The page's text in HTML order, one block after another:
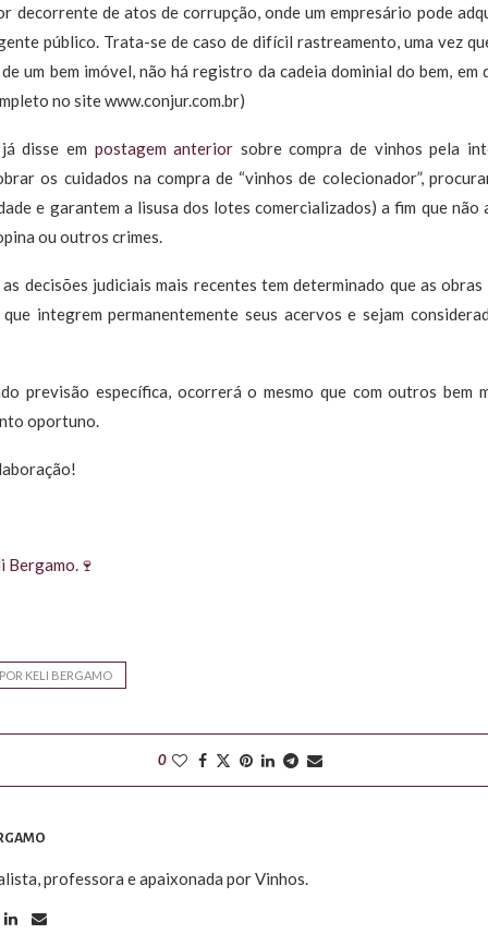
decorrente de atos de corrupção, onde um empresário pode
público. Trata-se de caso de difícil rastreamento, uma vez
um bem imóvel, não há registro da cadeia dominial do bem,
no site www.conjur.com.br)
disse em postagem anterior sobre compra de vinhos pela
os cuidados na compra de “vinhos de colecionador”,
e garantem a lisusa dos lotes comercializados) a fim que
ou outros crimes.
decisões judiciais mais recentes tem determinado que as
integrem permanentemente seus acervos e sejam
previsão específica, ocorrerá o mesmo que com outros bem
oportuno.
Bergamo.🍷
KELI BERGAMO
0
professora e apaixonada por Vinhos.